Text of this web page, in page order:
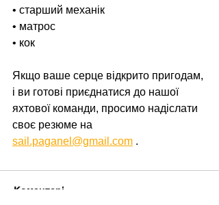
• старший механік
• матрос
• кок
Якщо ваше серце відкрито пригодам,
і ви готові приєднатися до нашої
яхтової команди, просимо надіслати
своє резюме на
sail.paganel@gmail.com .
Коментарі